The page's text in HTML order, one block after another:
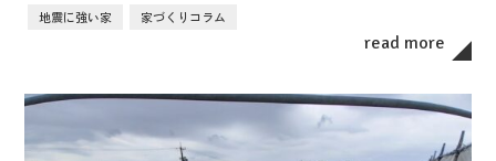
地震に強い家 家づくりコラム
read more